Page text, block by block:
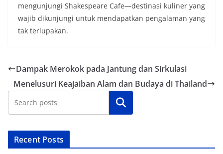
mengunjungi Shakespeare Cafe—destinasi kuliner yang
wajib dikunjungi untuk mendapatkan pengalaman yang
tak terlupakan.
Dampak Merokok pada Jantung dan Sirkulasi
Menelusuri Keajaiban Alam dan Budaya di Thailand
Cari
Recent Posts